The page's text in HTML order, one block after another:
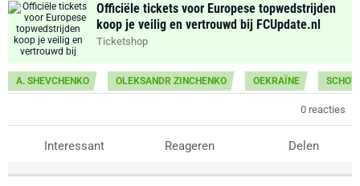
Officiële tickets voor Europese topwedstrijden
koop je veilig en vertrouwd bij FCUpdate.nl
Ticketshop
A. SHEVCHENKO OLEKSANDR ZINCHENKO OEKRAÏNE
0 reacties
Interessant Reageren Delen